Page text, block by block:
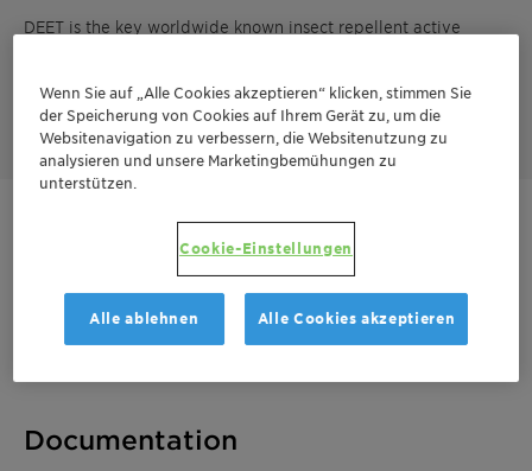
DEET is the key worldwide known insect repellent active
diseases they can carry (Malaria, yellow fever, dengue fever,
West Nile virus)
Kontaktieren Sie uns
Muster bestellen
Kostenvoranschlag anfordern
Documentation
Wenn Sie auf „Alle Cookies akzeptieren“ klicken, stimmen Sie
der Speicherung von Cookies auf Ihrem Gerät zu, um die
Websitenavigation zu verbessern, die Websitenutzung zu
analysieren und unsere Marketingbemühungen zu
unterstützen.
Cookie-Einstellungen
Alle ablehnen Alle Cookies akzeptieren